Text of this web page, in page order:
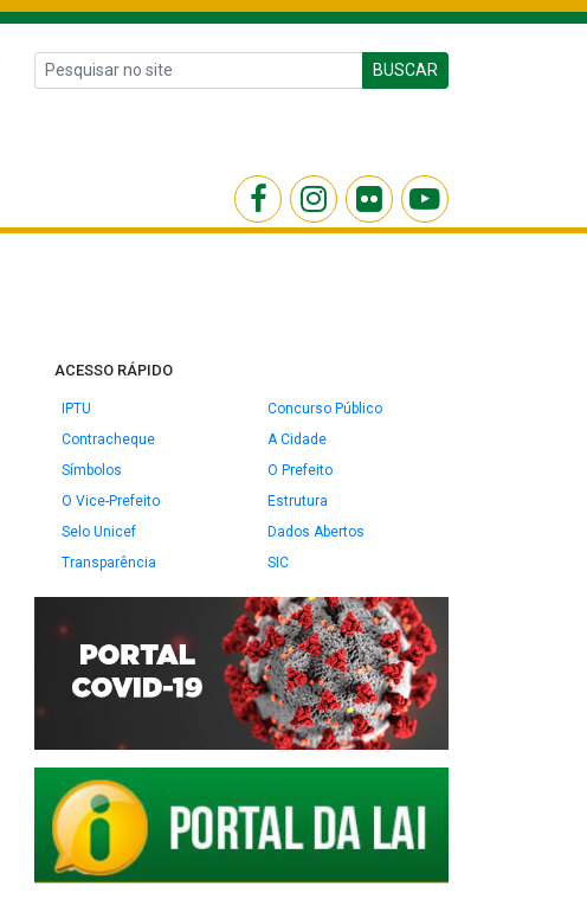
BUSCAR
ACESSO RÁPIDO
IPTU
Concurso Público
Contracheque
A Cidade
Símbolos
O Prefeito
O Vice-Prefeito
Estrutura
Selo Unicef
Dados Abertos
Transparência
SIC